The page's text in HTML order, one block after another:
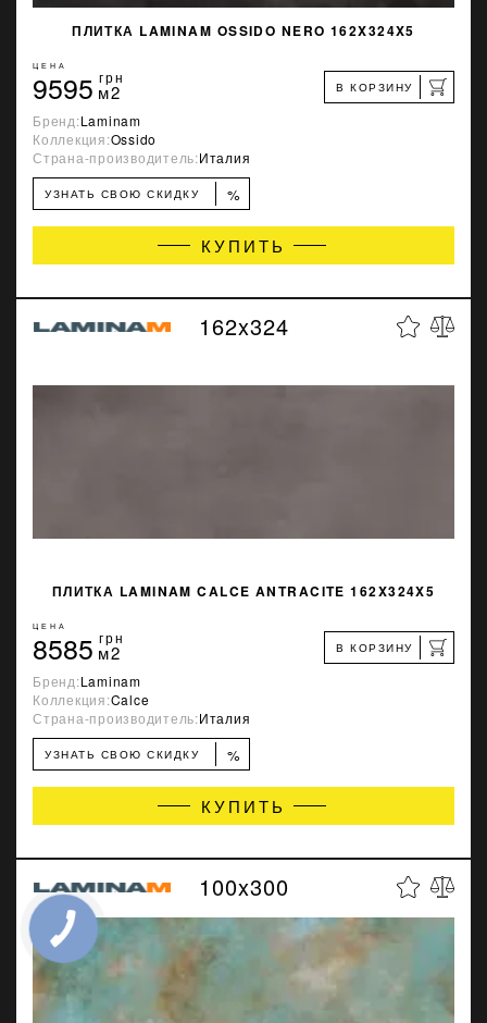
ПЛИТКА LAMINAM OSSIDO NERO 162X324X5
ЦЕНА
9595 грн
м2 В КОРЗИНУ
Бренд:Laminam
Коллекция:Ossido
Страна-производитель:Италия
УЗНАТЬ СВОЮ СКИДКУ %
КУПИТЬ
162x324
ПЛИТКА LAMINAM CALCE ANTRACITE 162X324X5
ЦЕНА
8585 грн
м2 В КОРЗИНУ
Бренд:Laminam
Коллекция:Calce
Страна-производитель:Италия
УЗНАТЬ СВОЮ СКИДКУ %
КУПИТЬ
100x300